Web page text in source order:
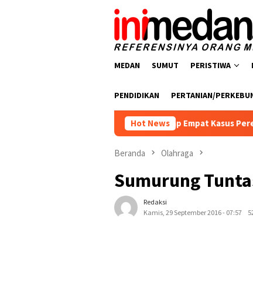
MEDAN SUMUT PERISTIWA
PENDIDIKAN PERTANIAN/
Hot News
Polres Batu Bara Ungkap Empat Kasus Peredaran
Beranda Olahraga
Sumurung
Redaksi
Kamis, 29 September 2016 - 07:57